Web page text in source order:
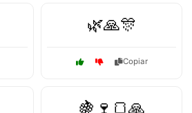
🌿🙏🎊
Copiar
🍇🍷🍞🙏